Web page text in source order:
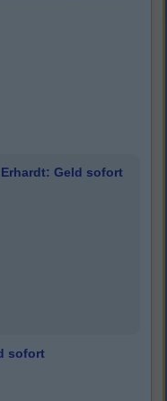
Geld sofort
sofort